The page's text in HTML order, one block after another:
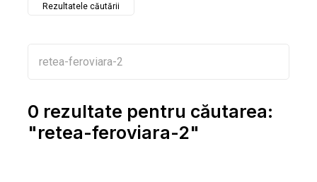
Rezultatele căutării
0 rezultate pentru căutarea:
"retea-feroviara-2"